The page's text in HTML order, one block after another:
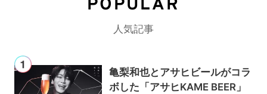
POPULAR
人気記事
亀梨和也とアサヒビールがコラ
ボした「アサヒKAME BEER」